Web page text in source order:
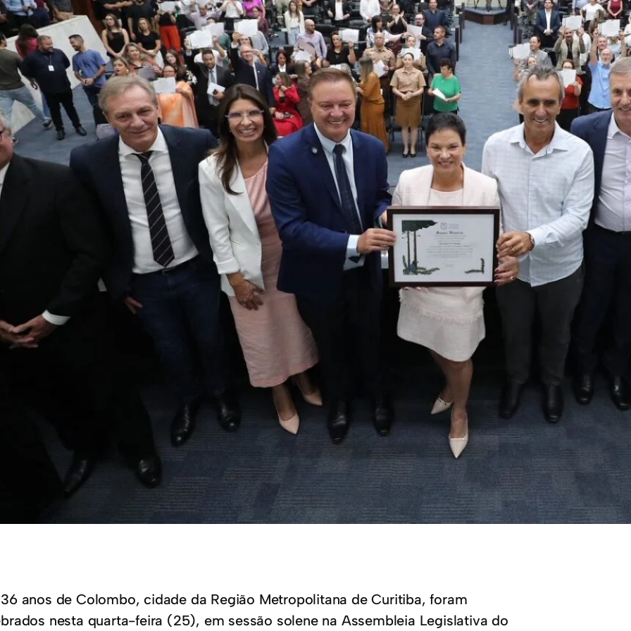
anos de Colombo, cidade da Região Metropolitana de Curitiba, foram
nesta quarta-feira (25), em sessão solene na Assembleia Legislativa do